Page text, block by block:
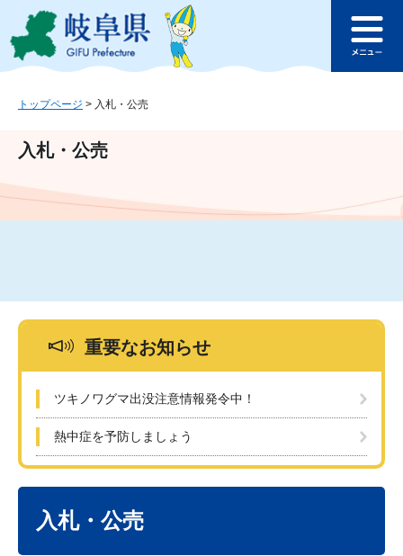
ジ
ュ
文
このページの本文へ
ュ
トップページ > 入札・公売
入札・公売
重要なお知らせ
ツキノワグマ出没注意情報発令中！
熱中症を予防しましょう
入札・公売